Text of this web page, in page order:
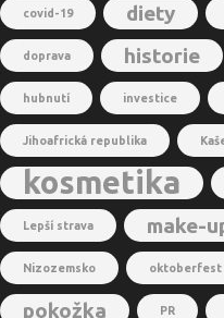
covid-19 diety
doprava historie
hubnutí investice
Jihoafrická republika
kosmetika
Lepší strava make-
Nizozemsko oktoberfest
pokožka PR